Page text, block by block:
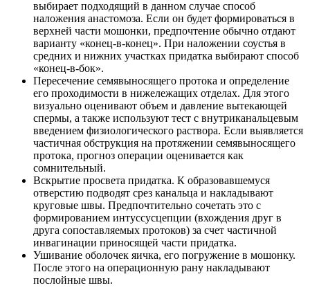
выбирает подходящий в данном случае способ
наложения анастомоза. Если он будет формироваться в
верхней части мошонки, предпочтение обычно отдают
варианту «конец-в-конец». При наложении соустья в
средних и нижних участках придатка выбирают способ
«конец-в-бок».
Пересечение семявыносящего протока и определение
его проходимости в нижележащих отделах. Для этого
визуально оценивают объем и давление вытекающей
спермы, а также используют тест с внутриканальцевым
введением физиологического раствора. Если выявляется
частичная обструкция на протяжении семявыносящего
протока, прогноз операции оценивается как
сомнительный.
Вскрытие просвета придатка. К образовавшемуся
отверстию подводят срез канальца и накладывают
круговые швы. Предпочтительно сочетать это с
формированием интуссусцепции (вхождения друг в
друга сопоставляемых протоков) за счет частичной
инвагинации приносящей части придатка.
Ушивание оболочек яичка, его погружение в мошонку.
После этого на операционную рану накладывают
послойные швы.